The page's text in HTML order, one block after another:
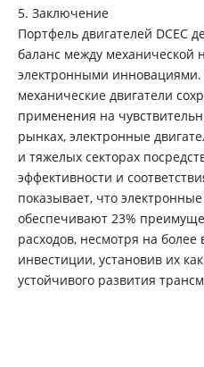
5. Заключение
Портфель двигателей DCEC
баланс между механической
электронными инновациями.
механические двигатели
применения на
рынках, электронные
и тяжелых секторах
эффективности и
показывает, что
обеспечивают 23%
расходов, несмотря на
инвестиции, установив их
устойчивого развития